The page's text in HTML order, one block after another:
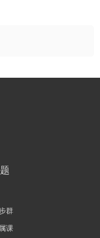
群
课